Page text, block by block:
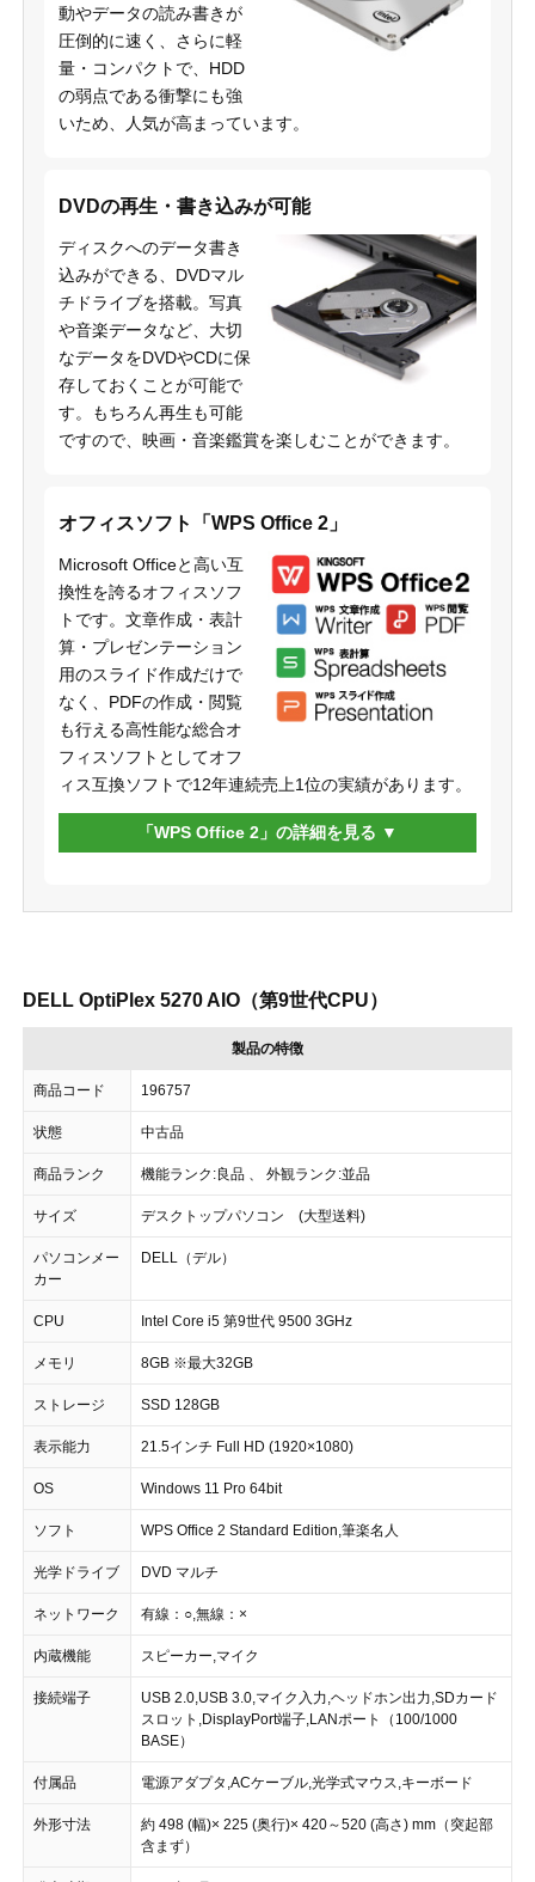
動やデータの読み書きが
圧倒的に速く、さらに軽
量・コンパクトで、HDD
の弱点である衝撃にも強
いため、人気が高まっています。
DVDの再生・書き込みが可能
ディスクへのデータ書き
込みができる、DVDマル
チドライブを搭載。写真
や音楽データなど、大切
なデータをDVDやCDに保
存しておくことが可能で
す。もちろん再生も可能
ですので、映画・音楽鑑賞を楽しむことができます。
オフィスソフト「WPS Office 2」
Microsoft Officeと高い互
換性を誇るオフィスソフ
トです。文章作成・表計
算・プレゼンテーション
用のスライド作成だけで
なく、PDFの作成・閲覧
も行える高性能な総合オ
フィスソフトとしてオフ
ィス互換ソフトで12年連続売上1位の実績があります。
「WPS Office 2」の詳細を見る
DELL OptiPlex 5270 AIO（第9世代CPU）
製品の特徴
商品コード 196757
状態 中古品
商品ランク 機能ランク:良品 、 外観ランク:並品
サイズ デスクトップパソコン (大型送料)
パソコンメー
カー
DELL（デル）
CPU Intel Core i5 第9世代 9500 3GHz
メモリ 8GB ※最大32GB
ストレージ SSD 128GB
表示能力 21.5インチ Full HD (1920×1080)
OS Windows 11 Pro 64bit
ソフト WPS Office 2 Standard Edition,筆楽名人
光学ドライブ DVD マルチ
ネットワーク 有線：○,無線：×
内蔵機能 スピーカー,マイク
接続端子
USB 2.0,USB 3.0,マイク入力,ヘッドホン出力,SDカード
スロット,DisplayPort端子,LANポート（100/1000
BASE）
付属品 電源アダプタ,ACケーブル,光学式マウス,キーボード
外形寸法
約 498 (幅)× 225 (奥行)× 420～520 (高さ) mm（突起部
含まず）